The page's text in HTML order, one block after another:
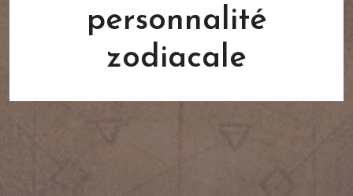
personnalité
zodiacale